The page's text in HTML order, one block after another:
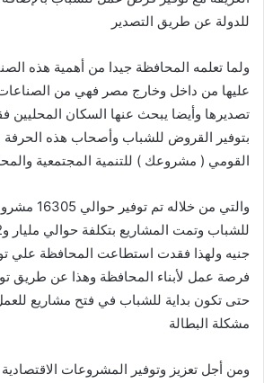
للدولة عن طريق التصدير
ولما تعلمه المحافظة جيدا من أهمية هذه
عليها من داخل وخارج مصر فهي من
تصديرها وأيضا يبحث عنها السكان
بتوفير القروض للشباب وأصحاب هذه
القومي ( مشروعك ) للتنمية المجتمعية
والتي من
فرصة عمل لأبناء المحافظة وهذا عن طريق
حتى تكون بداية للشباب في فتح مشاريع
مشكلة البطالة
ومن أجل تعزيز وتوفير المشروعات الاقتصادية